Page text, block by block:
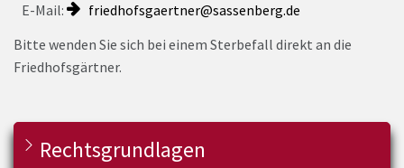
E-Mail:
friedhofsgaertner@sassenberg.de
Bitte wenden Sie sich bei einem Sterbefall direkt an die
Friedhofsgärtner.
Rechtsgrundlagen